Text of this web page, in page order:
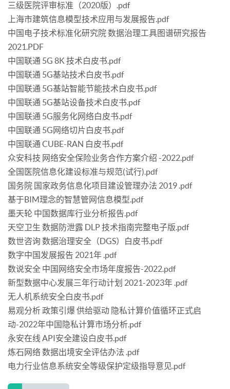
三级医院评审标准（2020版）.pdf
上海市建筑信息模型技术应用与发展报告.pdf
中国电子技术标准化研究院 数据治理工具图谱研究报告
2021.PDF
中国联通 5G 8K 技术白皮书.pdf
中国联通 5G基站技术白皮书.pdf
中国联通 5G基站智能节能技术白皮书.pdf
中国联通 5G基站设备技术白皮书.pdf
中国联通 5G服务化网络白皮书.pdf
中国联通 5G网络切片白皮书.pdf
中国联通 CUBE-RAN 白皮书.pdf
众安科技 网络安全保险业务合作方案介绍 -2022.pdf
全国医院信息化建设标准与规范(试行).pdf
国务院 国家政务信息化项目建设管理办法 2019 .pdf
基于BIM理念的智慧管网信息模型.pdf
墨天轮 中国数据库行业分析报告.pdf
天空卫生 数据防泄露 DLP 技术指南完整电子版.pdf
数世咨询 数据治理安全（DGS）白皮书.pdf
数字中国发展报告 2021年 .pdf
数说安全 中国网络安全市场年度报告-2022.pdf
新型数据中心发展三年行动计划 2021-2023年 .pdf
无人机系统安全白皮书.pdf
易观分析 政策引爆 供给驱动 隐私计算价值循环正式启
动-2022年中国隐私计算市场分析.pdf
永安在线 API安全建设白皮书.pdf
炼石网络 数据出境安全评估办法 .pdf
电力行业信息系统安全等级保护定级指导意见.pdf